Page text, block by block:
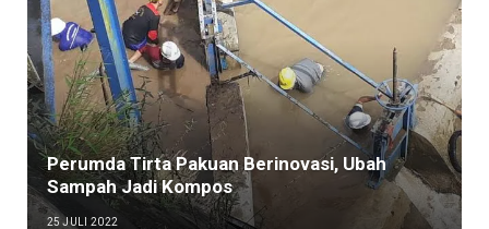
Perumda Tirta Pakuan Berinovasi, Ubah
Sampah Jadi Kompos
25 JULI 2022